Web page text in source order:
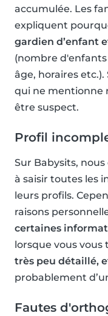
accumulée. Les
expliquent
gardien d’enfant
(nombre
âge, horaires
qui ne mentionne
être suspect.
Profil
Sur Babysits,
à saisir toutes les
leurs profils.
raisons
certaines
lorsque vous vous
très peu détaillé,
probablement
Fautes